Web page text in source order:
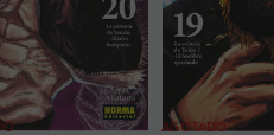
AGOTADO